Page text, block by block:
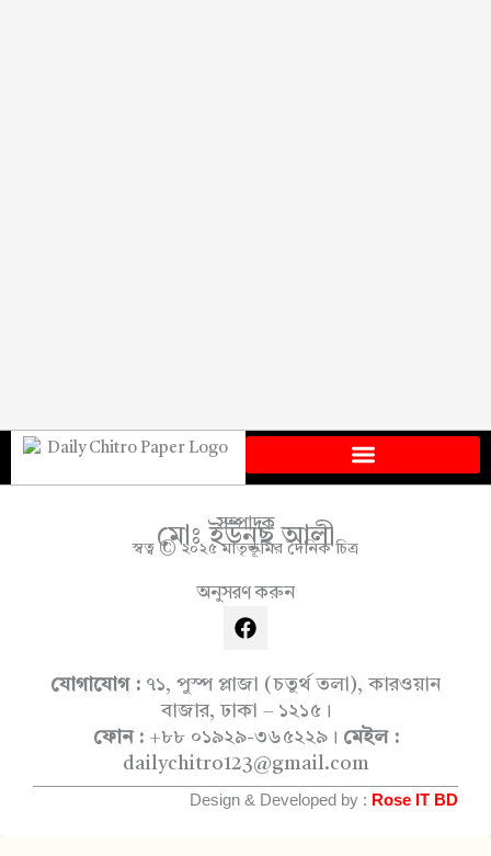
সম্পাদক
মোঃ ইউনুছ আলী
স্বত্ব © ২০২৫ মাতৃভূমির দৈনিক চিত্র
অনুসরণ করুন
F
a
e
b
o
k
যোগাযোগ : ৭১, পুস্প প্লাজা (চতুর্থ তলা), কারওয়ান
বাজার, ঢাকা – ১২১৫।
ফোন :+৮৮ ০১৯২৯-৩৬৫২২৯। মেইল :
dailychitro123@gmail.com
Design & Developed by : Rose IT BD